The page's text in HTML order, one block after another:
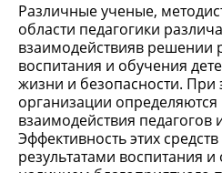
Различные ученые,
области педагогики
взаимодействияв решении
воспитания и обучения
жизни и безопасности. При
организации
взаимодействия педагогов
Эффективность этих
результатами воспитания и